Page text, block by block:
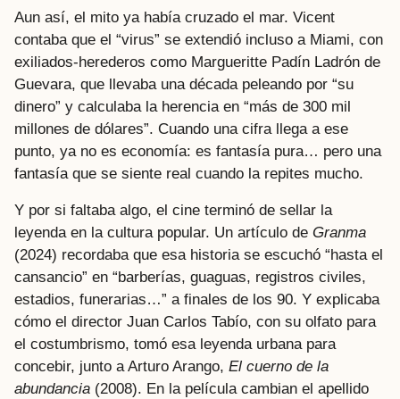
Aun así, el mito ya había cruzado el mar. Vicent
contaba que el “virus” se extendió incluso a Miami, con
exiliados-herederos como Margueritte Padín Ladrón de
Guevara, que llevaba una década peleando por “su
dinero” y calculaba la herencia en “más de 300 mil
millones de dólares”. Cuando una cifra llega a ese
punto, ya no es economía: es fantasía pura… pero una
fantasía que se siente real cuando la repites mucho.
Y por si faltaba algo, el cine terminó de sellar la
leyenda en la cultura popular. Un artículo de Granma
(2024) recordaba que esa historia se escuchó “hasta el
cansancio” en “barberías, guaguas, registros civiles,
estadios, funerarias…” a finales de los 90. Y explicaba
cómo el director Juan Carlos Tabío, con su olfato para
el costumbrismo, tomó esa leyenda urbana para
concebir, junto a Arturo Arango, El cuerno de la
abundancia (2008). En la película cambian el apellido